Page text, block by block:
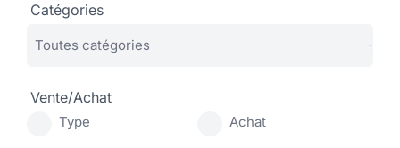
Catégories
Vente/Achat
Type Achat